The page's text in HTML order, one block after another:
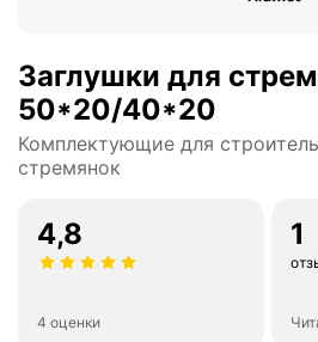
Заглушки для
50*20/40*20
Комплектующие для
стремянок
4,8
4 оценки
1